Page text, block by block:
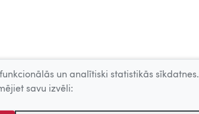
un analītiski statistikās sīkdatnes.
savu izvēli: